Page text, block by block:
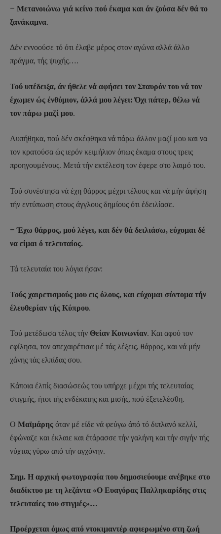
– Μετανοιώνω γιά κείνο πού έκαμα και άν ζούσα δέν θά το
ξανάκαμνα.
Δέν εννοούσε τό ότι έλαβε μέρος στον αγώνα αλλά άλλο
πράγμα, τής ψυχής….
Τού υπέδειξα, άν ήθελε νά αφήσει τον Σταυρόν του νά τον
έχωμεν ώς ένθύμιον, άλλά μου λέγει: Όχι πάτερ, θέλω νά
τον πάρω μαζί μου.
Λυπήθηκα, πού δέν σκέφθηκα νά πάρω άλλον μαζί μου και να
τον κρατούσα ώς ιερόν κειμήλιον όπως έκαμα στους τρεις
προηγουμένους. Μετά τήν εκτέλεση τον έφερε στο λαιμό του.
Τού συνέστησα νά έχη θάρρος μέχρι τέλους και νά μήν άφήση
τήν εντύπωση στους άγγλους δημίους ότι έδειλίασε.
–Έχω θάρρος, μού λέγει, και δέν θά δειλιάσω, εύχομαι δέ
να είμαι ό τελευταίος.
Τά τελευταία του λόγια ήσαν:
Τούς χαιρετισμούς μου εις όλους, και εύχομαι σύντομα τήν
έλευθερίαν τής Κύπρου.
Τού μετέδωσα τέλος τήν Θείαν Κοινωνίαν. Και αφού τον
εφίλησα, τον απεχαιρέτισα μέ τάς λέξεις, θάρρος, και νά μήν
χάνης τάς ελπίδας σου.
Κάποια έλπίς διασώσεώς του υπήρχε μέχρι τής τελευταίας
στιγμής, ήτοι τής ενδέκατης και μισής, πού έξετελέσθη.
Ο Μαϊμάρης όταν μέ είδε νά φεύγω άπό τό διπλανό κελλί,
έφώναζε και έκλαιε και έτάρασσε τήν γαλήνη και τήν σιγήν τής
νύχτας γύρω από τήν αγχόνην.
Σημ. Η αρχική φωτογραφία που δημοσιεύουμε ανέβηκε στο
διαδίκτυο με τη λεζάντα «Ο Ευαγόρας Παλληκαρίδης στις
τελευταίες του στιγμές»…
Προέρχεται όμως από ντοκιμαντέρ αφιερωμένο στη ζωή